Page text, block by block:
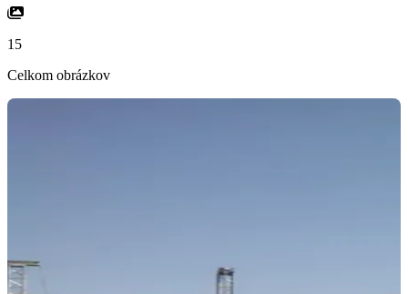
15
Celkom obrázkov